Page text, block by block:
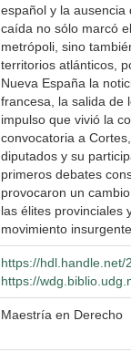
español y la ausencia
caída no sólo marcó
metrópoli, sino
territorios atlánticos,
Nueva España la
francesa, la salida de
impulso que vivió la
convocatoria a
diputados y su
primeros debates
provocaron un
las élites provinciales
movimiento insurgente.
https://hdl.handle.net/
https://
Maestría en Derecho